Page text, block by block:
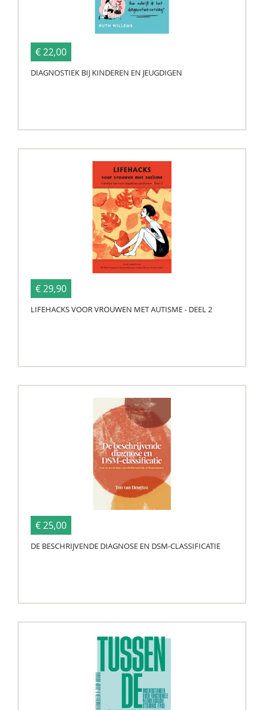
€ 22,00
DIAGNOSTIEK BIJ KINDEREN EN JEUGDIGEN
€ 29,90
LIFEHACKS VOOR VROUWEN MET AUTISME - DEEL 2
€ 25,00
DE BESCHRIJVENDE DIAGNOSE EN DSM-CLASSIFICATIE